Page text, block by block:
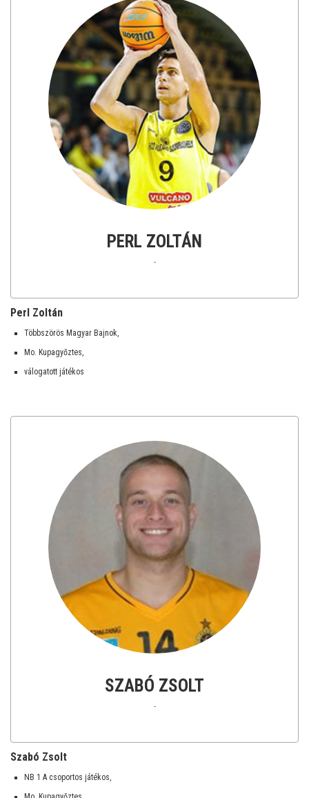
PERL ZOLTÁN
-
Perl Zoltán
Többszörös Magyar Bajnok,
Mo. Kupagyőztes,
válogatott játékos
SZABÓ ZSOLT
-
Szabó Zsolt
NB 1 A csoportos játékos,